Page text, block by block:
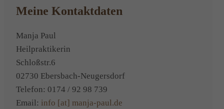
Meine Kontaktdaten
Manja Paul
Heilpraktikerin
Schloßstr.6
02730 Ebersbach-Neugersdorf
Telefon: 0174 / 92 98 739
Email: info [at] manja-paul.de